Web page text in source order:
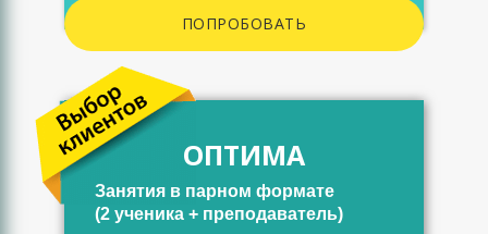
ПОПРОБОВАТЬ
ОПТИМА
Занятия в парном формате
(2 ученика + преподаватель)